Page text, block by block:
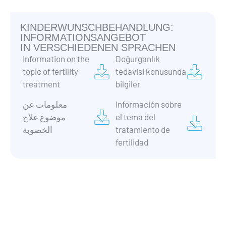
KINDERWUNSCHBEHANDLUNG:
INFORMATIONSANGEBOT
IN VERSCHIEDENEN SPRACHEN
Information on the
topic of fertility
treatment
معلومات عن
موضوع علاج
الخصوبة
Doğurganlık
tedavisi konusunda
bilgiler
Información sobre
el tema del
tratamiento de
fertilidad